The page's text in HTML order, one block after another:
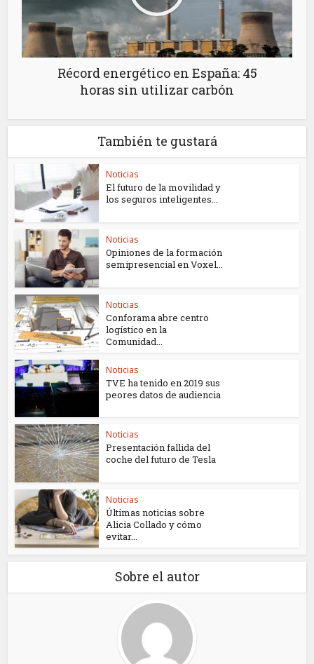
Récord energético en España: 45
horas sin utilizar carbón
También te gustará
Noticias
El futuro de la movilidad y
los seguros inteligentes...
Noticias
Opiniones de la formación
semipresencial en Voxel...
Noticias
Conforama abre centro
logístico en la
Comunidad...
Noticias
TVE ha tenido en 2019 sus
peores datos de audiencia
Noticias
Presentación fallida del
coche del futuro de Tesla
Noticias
Últimas noticias sobre
Alicia Collado y cómo
evitar...
Sobre el autor